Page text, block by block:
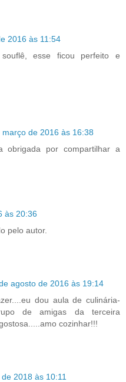
2016 às 11:54
esse ficou perfeito e
março de 2016 às 16:38
obrigada por compartilhar a
às 20:36
pelo autor.
agosto de 2016 às 19:14
dou aula de culinária-
de amigas da terceira
cozinhar!!!
2018 às 10:11